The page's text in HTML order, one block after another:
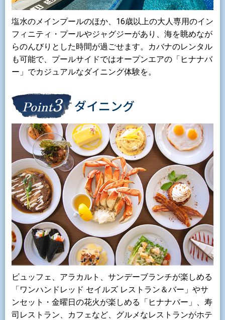
塩水のメインプールのほか、16歳以上の大人専用のイン
フィニティ・プールやジャグジーがあり、海を眺めなが
らのんびりとした時間が過ごせます。カバナのレンタル
も可能で、プールサイドではオープンエアの「ヒナナバ
ー」でカジュアルなダイニング体験を。
Point3 ダイニング
ビュッフェ、アラカルト、サンデーブランチが楽しめる
「ワンハンドレッド セイルズ レストラン＆バー」やサ
ンセット・金曜日の花火が楽しめる「ヒナナバー」、寿
司レストラン、カフェなど、グルメなレストランがホテ